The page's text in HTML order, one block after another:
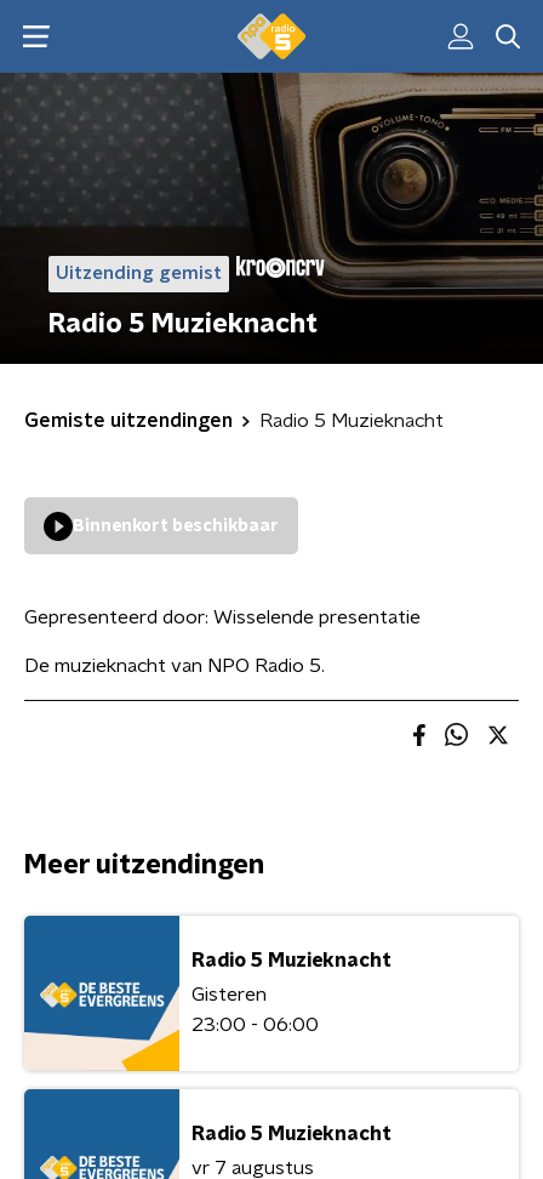
Uitzending gemist
Radio 5 Muzieknacht
Gemiste uitzendingen Radio 5 Muzieknacht
Binnenkort beschikbaar
Gepresenteerd door: Wisselende presentatie
De muzieknacht van NPO Radio 5.
Meer uitzendingen
Radio 5 Muzieknacht
Gisteren
23:00 - 06:00
Radio 5 Muzieknacht
vr 7 augustus